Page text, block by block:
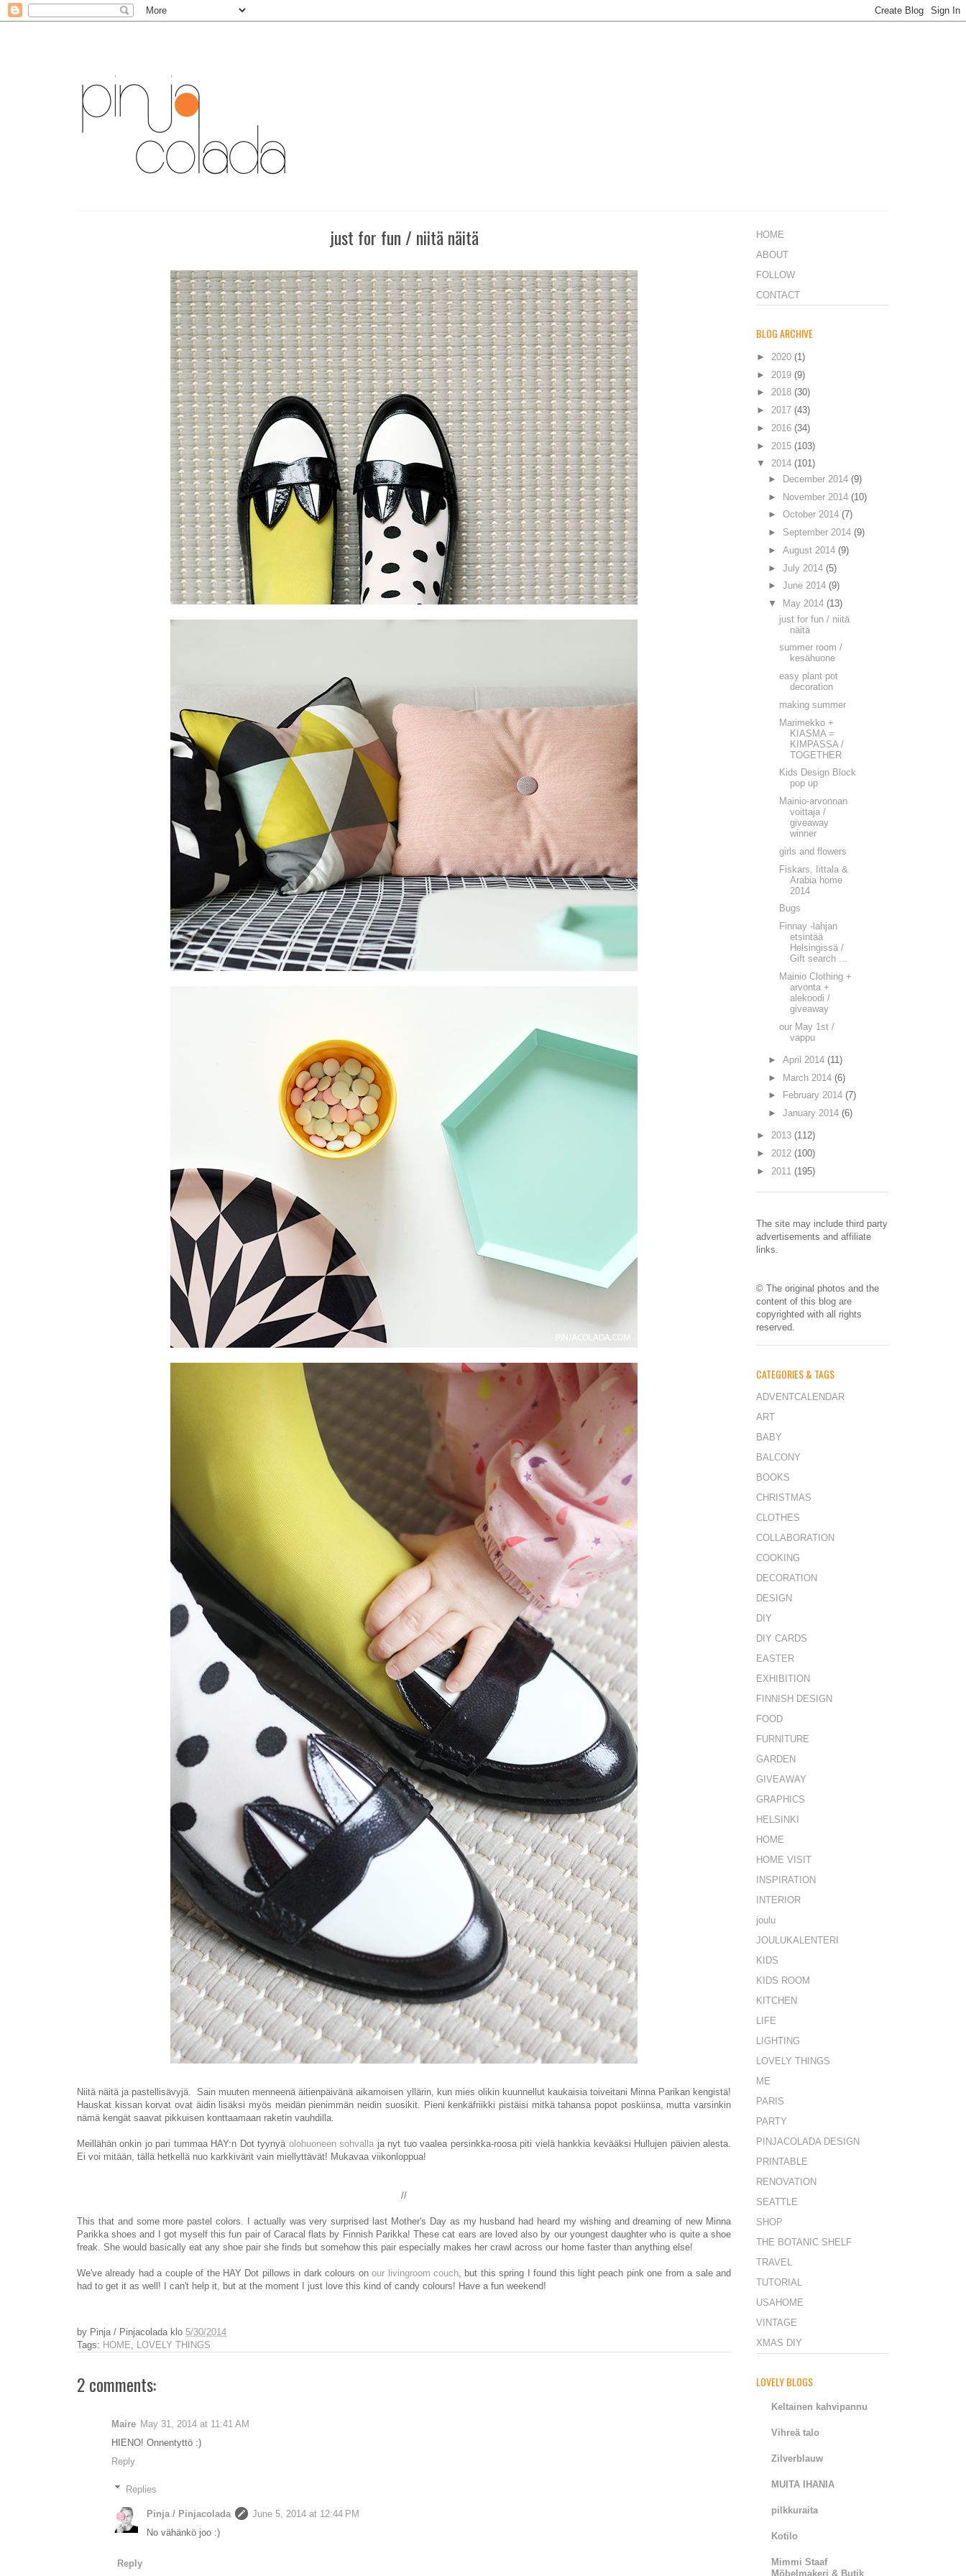
just for fun / niitä näitä
Niitä näitä ja pastellisävyjä. Sain muuten menneenä äitienpäivänä aikamoisen yllärin, kun mies olikin kuunnellut kaukaisia toiveitani Minna Parikan kengistä!
Hauskat kissan korvat ovat äidin lisäksi myös meidän pienimmän neidin suosikit. Pieni kenkäfriikki pistäisi mitkä tahansa popot poskiinsa, mutta varsinkin
nämä kengät saavat pikkuisen konttaamaan raketin vauhdilla.
Meillähän onkin jo pari tummaa HAY:n Dot tyynyä olohuoneen sohvalla ja nyt tuo vaalea persinkka-roosa piti vielä hankkia kevääksi Hullujen päivien alesta.
Ei voi mitään, tällä hetkellä nuo karkkivärit vain miellyttävät! Mukavaa viikonloppua!
//
This that and some more pastel colors. I actually was very surprised last Mother's Day as my husband had heard my wishing and dreaming of new Minna
Parikka shoes and I got myself this fun pair of Caracal flats by Finnish Parikka! These cat ears are loved also by our youngest daughter who is quite a shoe
freak. She would basically eat any shoe pair she finds but somehow this pair especially makes her crawl across our home faster than anything else!
We've already had a couple of the HAY Dot pillows in dark colours onour livingroom couch, but this spring I found this light peach pink one from a sale and
had to get it as well! I can't help it, but at the moment I just love this kind of candy colours! Have a fun weekend!
by Pinja / Pinjacolada klo 5/30/2014
Tags: HOME, LOVELY THINGS
2 comments:
Maire May 31, 2014 at 11:41 AM
HIENO! Onnentyttö :)
Reply
Replies
Pinja / Pinjacolada
June 5, 2014 at 12:44 PM
No vähänkö joo :)
Reply
HOME
ABOUT
FOLLOW
CONTACT
BLOG ARCHIVE
► 2020 (1)
► 2019 (9)
► 2018 (30)
► 2017 (43)
► 2016 (34)
► 2015 (103)
▼ 2014 (101)
►
December 2014 (9)
► November 2014 (10)
► October 2014 (7)
► September 2014 (9)
► August 2014 (9)
► July 2014 (5)
► June 2014 (9)
▼
May 2014 (13)
just for fun / niitä
näitä
summer room /
kesähuone
easy plant pot
decoration
making summer
Marimekko +
KIASMA =
KIMPASSA /
TOGETHER
Kids Design Block
pop up
Mainio-arvonnan
voittaja /
giveaway
winner
girls and flowers
Fiskars, Iittala &
Arabia home
2014
Bugs
Finnay -lahjan
etsintää
Helsingissä /
Gift search ...
Mainio Clothing +
arvonta +
alekoodi /
giveaway
our May 1st /
vappu
► April 2014 (11)
► March 2014 (6)
►
February 2014 (7)
► January 2014 (6)
► 2013 (112)
► 2012 (100)
► 2011 (195)
The site may include third party
advertisements and affiliate
links.
© The original photos and the
content of this blog are
copyrighted with all rights
reserved.
CATEGORIES & TAGS
ADVENTCALENDAR
ART
BABY
BALCONY
BOOKS
CHRISTMAS
CLOTHES
COLLABORATION
COOKING
DECORATION
DESIGN
DIY
DIY CARDS
EASTER
EXHIBITION
FINNISH DESIGN
FOOD
FURNITURE
GARDEN
GIVEAWAY
GRAPHICS
HELSINKI
HOME
HOME VISIT
INSPIRATION
INTERIOR
joulu
JOULUKALENTERI
KIDS
KIDS ROOM
KITCHEN
LIFE
LIGHTING
LOVELY THINGS
ME
PARIS
PARTY
PINJACOLADA DESIGN
PRINTABLE
RENOVATION
SEATTLE
SHOP
THE BOTANIC SHELF
TRAVEL
TUTORIAL
USAHOME
VINTAGE
XMAS DIY
LOVELY BLOGS
Keltainen kahvipannu
Vihreä talo
Zilverblauw
MUITA IHANIA
pilkkuraita
Kotilo
Mimmi Staaf
Möbelmakeri & Butik